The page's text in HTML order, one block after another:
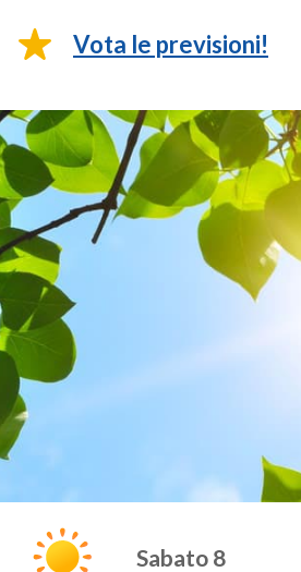
Vota le previsioni!
Sabato 8